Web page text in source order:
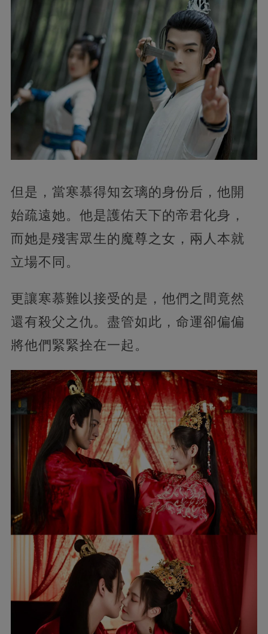
但是，當寒慕得知玄璃的身份后，他開
始疏遠她。他是護佑天下的帝君化身，
而她是殘害眾生的魔尊之女，兩人本就
立場不同。
更讓寒慕難以接受的是，他們之間竟然
還有殺父之仇。盡管如此，命運卻偏偏
將他們緊緊拴在一起。